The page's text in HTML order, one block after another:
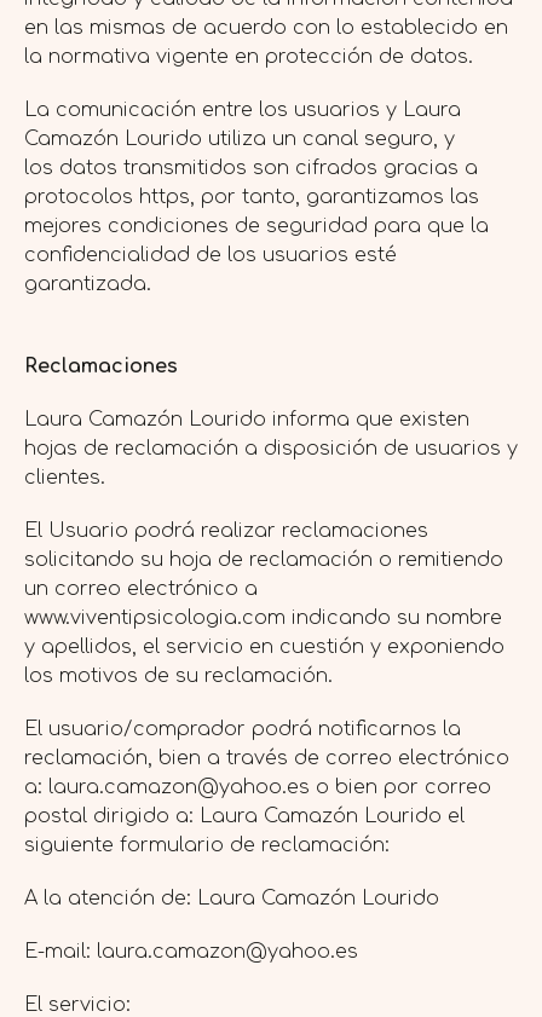
en las mismas de acuerdo con lo establecido en
la normativa vigente en protección de datos.
La comunicación entre los usuarios y Laura
Camazón Lourido utiliza un canal seguro, y
los datos transmitidos son cifrados gracias a
protocolos https, por tanto, garantizamos las
mejores condiciones de seguridad para que la
confidencialidad de los usuarios esté
garantizada.
Reclamaciones
Laura Camazón Lourido informa que existen
hojas de reclamación a disposición de usuarios y
clientes.
El Usuario podrá realizar reclamaciones
solicitando su hoja de reclamación o remitiendo
un correo electrónico a
www.viventipsicologia.com indicando su nombre
y apellidos, el servicio en cuestión y exponiendo
los motivos de su reclamación.
El usuario/comprador podrá notificarnos la
reclamación, bien a través de correo electrónico
a: laura.camazon@yahoo.es o bien por correo
postal dirigido a: Laura Camazón Lourido el
siguiente formulario de reclamación:
A la atención de: Laura Camazón Lourido
E-mail: laura.camazon@yahoo.es
El servicio: